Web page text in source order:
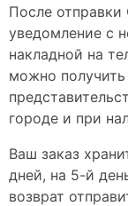
После отправки
уведомление с
накладной на
можно
городе и при
Ваш заказ
дней, на 5-й
возврат